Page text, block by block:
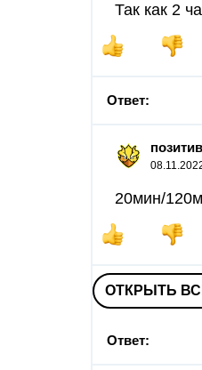
Так как 2
Ответ:
20мин/
ОТКРЫТЬ
Ответ: